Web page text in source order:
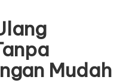
Mudah